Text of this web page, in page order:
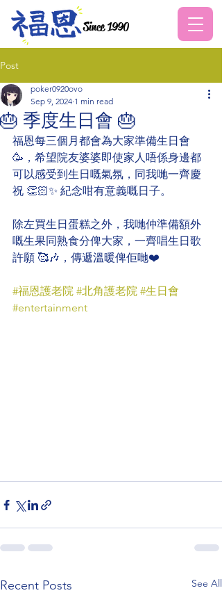
Since 1990
Post
🎂 季度生日會 🎂
poker0920ovo
Sep 9, 2024 1 min read
福恩每三個月都會為大家準備生日會
🥳，希望院友婆婆即使家人唔係身邊都
可以感受到生日嘅氣氛，同我哋一齊慶
祝 👏🏻✨ 紀念咁有意義嘅日子。
除左買生日蛋糕之外，我哋仲準備額外
嘅生果同熟食分俾大家，一齊唱生日歌
許願 🥰🎶，傳遞溫暖俾佢哋❤️
#福恩護老院 #北角護老院 #生日會
#entertainment
Recent Posts See All